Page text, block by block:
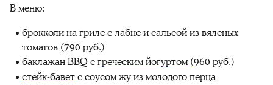
В меню:
брокколи на гриле с лабне и сальсой из вяленых
томатов (790 руб.)
баклажан BBQ сгреческим йогуртом (960 руб.)
стейк-баветс соусом жу из молодого перца